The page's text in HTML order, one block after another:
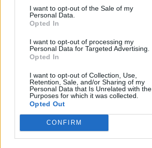
I want to opt-out of the Sale of my
Personal Data.
Opted In
I want to opt-out of processing my
Personal Data for Targeted Advertising.
Opted In
I want to opt-out of Collection, Use,
Retention, Sale, and/or Sharing of my
Personal Data that Is Unrelated with the
Purposes for which it was collected.
Opted Out
CONFIRM
P
A Erykah que já fez canção para o DJ J Dilla
A D
U
A
I
Verbo presente na bandeira da Paraíba
O